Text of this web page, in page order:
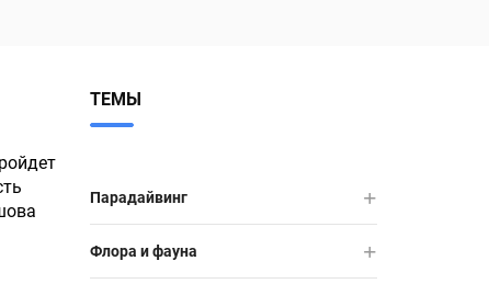
ТЕМЫ
Парадайвинг
Флора и фауна